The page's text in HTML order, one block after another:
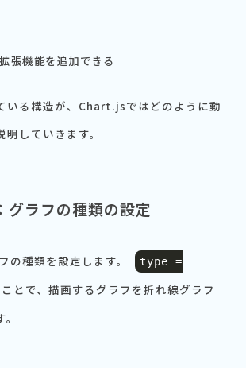
張機能を追加できる
いる構造が、Chart.jsではどのように動
していきます。
グラフの種類の設定
の種類を設定します。 type =
とで、描画するグラフを折れ線グラフ